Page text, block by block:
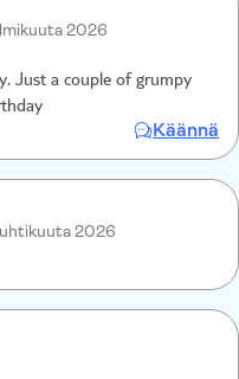
2026
Just a couple of grumpy
Käännä
2026